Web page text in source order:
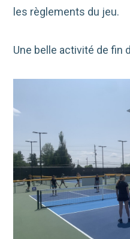
les règlements du jeu.
Une belle activité de fin